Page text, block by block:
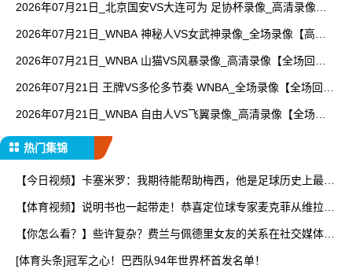
2026年07月21日_北京国安VS大连可为 足协杯录像_高清录像
2026年07月21日_WNBA 神秘人VS女武神录像_全场录像【高清
2026年07月21日_WNBA 山猫VS风暴录像_高清录像【全场回
2026年07月21日 王牌VS多伦多节奏 WNBA_全场录像【全场回
2026年07月21日_WNBA 自由人VS飞翼录像_高清录像【全场回
热门集锦
【今日视频】卡塞米罗：我期待能帮助梅西，他是足球历史上最伟
【体育视频】说明书也一起带走！恭喜定位球专家麦克菲从维拉转
【你怎么看？】些许复杂？费兰与佩德里女友的关系在社交媒体上
[体育头条]冠军之心！巴西队94年世界杯首发名单！